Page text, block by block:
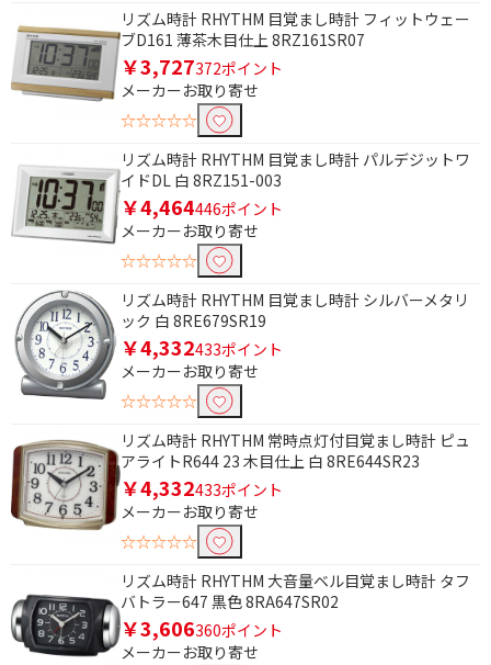
リズム時計 RHYTHM 目覚まし時計 フィットウェー
ブD161 薄茶木目仕上 8RZ161SR07
￥3,727372ポイント
メーカーお取り寄せ
☆☆☆☆☆
リズム時計 RHYTHM 目覚まし時計 パルデジットワ
イドDL 白 8RZ151-003
￥4,464446ポイント
メーカーお取り寄せ
☆☆☆☆☆
リズム時計 RHYTHM 目覚まし時計 シルバーメタリ
ック 白 8RE679SR19
￥4,332433ポイント
メーカーお取り寄せ
☆☆☆☆☆
リズム時計 RHYTHM 常時点灯付目覚まし時計 ピュ
アライトR644 23 木目仕上 白 8RE644SR23
￥4,332433ポイント
メーカーお取り寄せ
☆☆☆☆☆
リズム時計 RHYTHM 大音量ベル目覚まし時計 タフ
バトラー647 黒色 8RA647SR02
￥3,606360ポイント
メーカーお取り寄せ